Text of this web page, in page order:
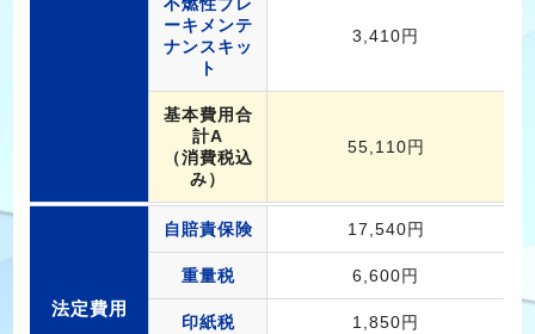
不燃性ブレ
ーキメンテ
ナンスキッ
ト
3,410円
基本費用合
計A
（消費税込
み）
55,110円
法定費用
自賠責保険 17,540円
重量税 6,600円
印紙税 1,850円